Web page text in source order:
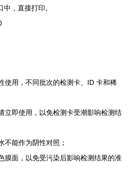
，直接打印。
使用，不同批次的检测卡、 ID卡和稀
立即使用，以免检测卡受潮影响检测结
不能作为阴性对照；
膜面，以免受污染后影响检测结果的准